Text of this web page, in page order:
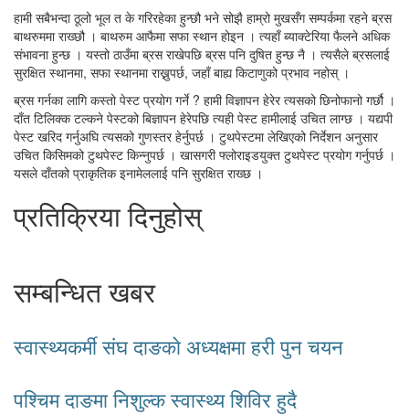
हामी सबैभन्दा ठूलो भूल त के गरिरहेका हुन्छौ भने सोझै हाम्रो मुखसँग सम्पर्कमा रहने ब्रस
बाथरुममा राख्छौ । बाथरुम आफैमा सफा स्थान होइन । त्यहाँ ब्याक्टेरिया फैलने अधिक
संभावना हुन्छ । यस्तो ठाउँमा ब्रस राखेपछि ब्रस पनि दुषित हुन्छ नै । त्यसैले ब्रसलाई
सुरक्षित स्थानमा, सफा स्थानमा राख्नुपर्छ, जहाँ बाह्य किटाणुको प्रभाव नहोस् ।
ब्रस गर्नका लागि कस्तो पेस्ट प्रयोग गर्ने ? हामी विज्ञापन हेरेर त्यसको छिनोफानो गर्छौ ।
दाँत टिलिक्क टल्कने पेस्टको बिज्ञापन हेरेपछि त्यही पेस्ट हामीलाई उचित लाग्छ । यद्यपी
पेस्ट खरिद गर्नुअघि त्यसको गुणस्तर हेर्नुपर्छ । टुथपेस्टमा लेखिएको निर्देशन अनुसार
उचित किसिमको टुथपेस्ट किन्नुपर्छ । खासगरी फ्लोराइडयुक्त टुथपेस्ट प्रयोग गर्नुपर्छ ।
यसले दाँतको प्राकृतिक इनामेललाई पनि सुरक्षित राख्छ ।
प्रतिक्रिया दिनुहोस्
सम्बन्धित खबर
स्वास्थ्यकर्मी संघ दाङकाे अध्यक्षमा हरी पुन चयन
पश्चिम दाङमा निशुल्क स्वास्थ्य शिविर हुदै